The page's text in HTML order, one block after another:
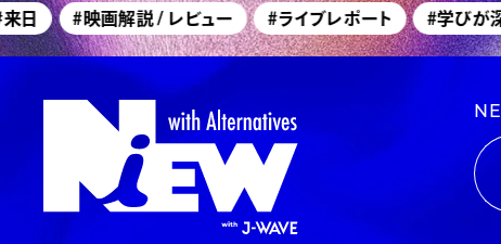
#映画解説 / レビュー #ライブレポート #学びが深い